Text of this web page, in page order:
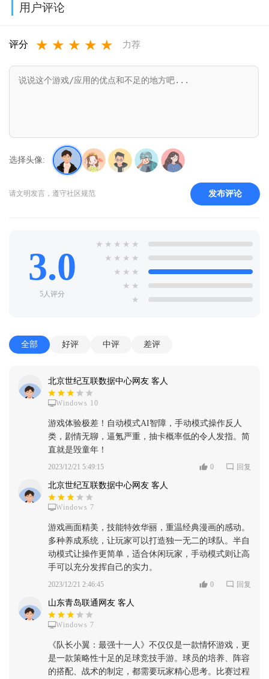
用户评论
评分 ★ ★ ★ ★ ★ 力荐
选择头像:
请文明发言，遵守社区规范 发布评论
3.0
5人评分
★ ★ ★ ★ ★
★ ★ ★ ★
★ ★ ★
★ ★
★
全部 好评 中评 差评
北京世纪互联数据中心网友 客人
Windows 10
游戏体验极差！自动模式AI智障，手动模式操作反人
类，剧情无聊，逼氪严重，抽卡概率低的令人发指。简
直就是毁童年！
2023/12/21 5:49:15 0 回复
北京世纪互联数据中心网友 客人
Windows 7
游戏画面精美，技能特效华丽，重温经典漫画的感动。
多种养成系统，让玩家可以打造独一无二的球队。半自
动模式让操作更简单，适合休闲玩家，手动模式则让高
手可以充分发挥自己的实力。
2023/12/21 2:46:45 0 回复
山东青岛联通网友 客人
Windows 7
《队长小翼：最强十一人》不仅仅是一款情怀游戏，更
是一款策略性十足的足球竞技手游。球员的培养、阵容
的搭配、战术的制定，都需要玩家精心思考。比赛过程